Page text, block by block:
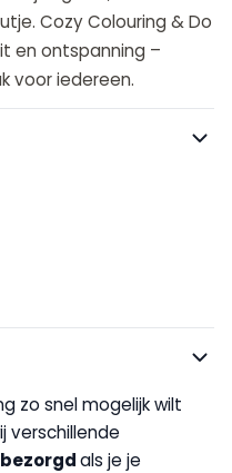
Cozy Colouring & Do
en ontspanning –
voor iedereen.
zo snel mogelijk wilt
verschillende
als je je